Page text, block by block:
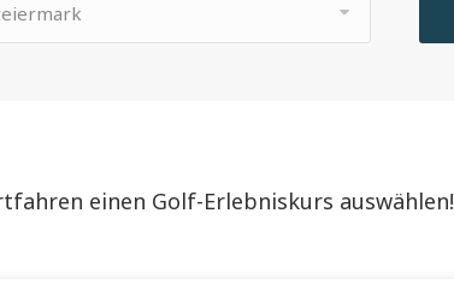
einen Golf-Erlebniskurs auswählen!